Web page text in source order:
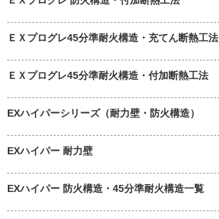
ＥＸプログレ45分準耐火構造・充てん断熱工法
ＥＸプログレ45分準耐火構造・付加断熱工法
EXハイパーシリーズ（耐力壁・防火構造）
EXハイパー 耐力壁
EXハイパー 防火構造・45分準耐火構造一覧